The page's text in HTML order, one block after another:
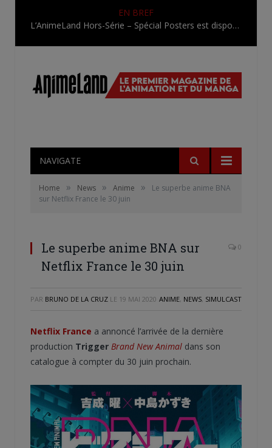
EN BREF
L’AnimeLand Hors-Série – Spécial Posters est disponible !
NAVIGATE
Home » News » Anime »
Le superbe anime BNA
sur Netflix France le 30 juin
Le superbe anime BNA sur
Netflix France le 30 juin
0
PAR BRUNO DE LA CRUZ LE 19 MAI 2020 ANIME, NEWS, SIMULCAST
Netflix France a annoncé l’arrivée de la dernière
production Trigger Brand New Animal dans son
catalogue à compter du 30 juin prochain.